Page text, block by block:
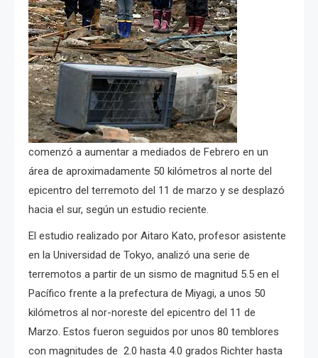
comenzó a aumentar a mediados de Febrero en un
área de aproximadamente 50 kilómetros al norte del
epicentro del terremoto del 11 de marzo y se desplazó
hacia el sur, según un estudio reciente.
El estudio realizado por Aitaro Kato, profesor asistente
en la Universidad de Tokyo, analizó una serie de
terremotos a partir de un sismo de magnitud 5.5 en el
Pacífico frente a la prefectura de Miyagi, a unos 50
kilómetros al nor-noreste del epicentro del 11 de
Marzo. Estos fueron seguidos por unos 80 temblores
con magnitudes de 2.0 hasta 4.0 grados Richter hasta